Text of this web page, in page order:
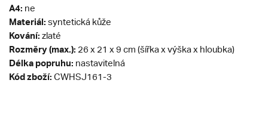
A4: ne
Materiál: syntetická kůže
Kování: zlaté
Rozměry (max.): 26 x 21 x 9 cm (šířka x výška x hloubka)
Délka popruhu: nastavitelná
Kód zboží: CWHSJ161-3